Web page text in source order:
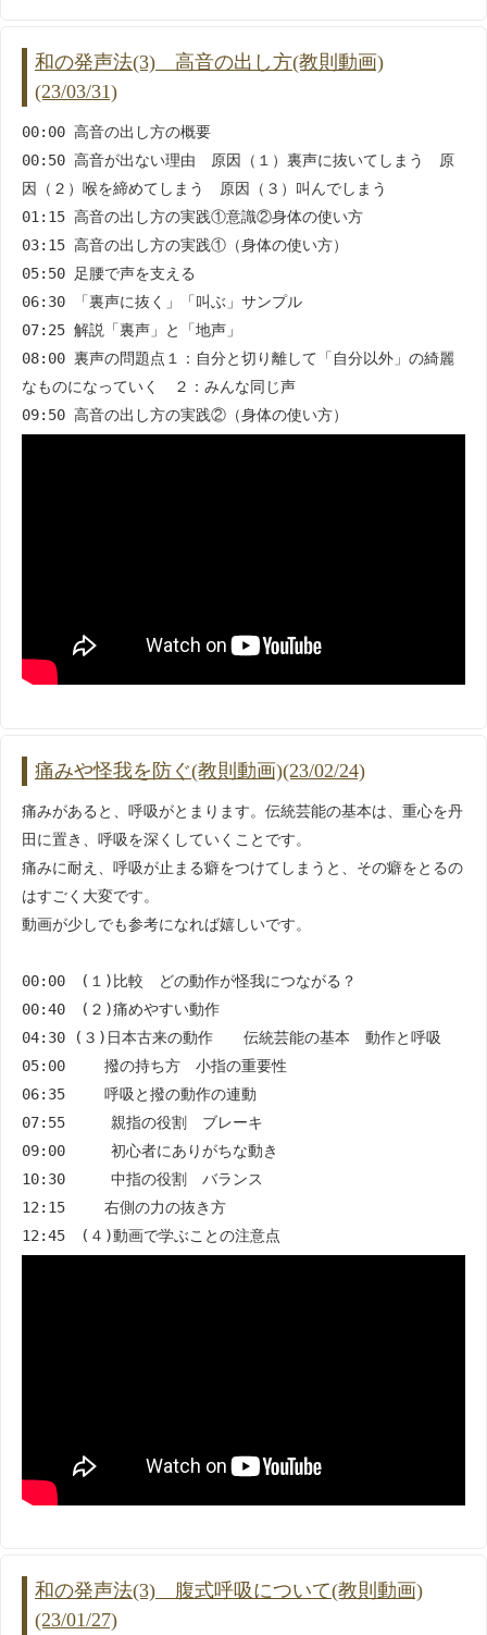
和の発声法(3) 高音の出し方(教則動画)
(23/03/31)
00:00 高音の出し方の概要
00:50 高音が出ない理由 原因（１）裏声に抜いてしまう 原
因（２）喉を締めてしまう 原因（３）叫んでしまう
01:15 高音の出し方の実践①意識②身体の使い方
03:15 高音の出し方の実践①（身体の使い方）
05:50 足腰で声を支える
06:30 「裏声に抜く」「叫ぶ」サンプル
07:25 解説「裏声」と「地声」
08:00 裏声の問題点１：自分と切り離して「自分以外」の綺麗
なものになっていく ２：みんな同じ声
09:50 高音の出し方の実践②（身体の使い方）
痛みや怪我を防ぐ(教則動画)(23/02/24)
痛みがあると、呼吸がとまります。伝統芸能の基本は、重心を丹
田に置き、呼吸を深くしていくことです。
痛みに耐え、呼吸が止まる癖をつけてしまうと、その癖をとるの
はすごく大変です。
動画が少しでも参考になれば嬉しいです。
00:00 (１)比較 どの動作が怪我につながる？
00:40 (２)痛めやすい動作
04:30 (３)日本古来の動作 伝統芸能の基本 動作と呼吸
05:00 撥の持ち方 小指の重要性
06:35 呼吸と撥の動作の連動
07:55 親指の役割 ブレーキ
09:00 初心者にありがちな動き
10:30 中指の役割 バランス
12:15 右側の力の抜き方
12:45 (４)動画で学ぶことの注意点
和の発声法(3) 腹式呼吸について(教則動画)
(23/01/27)